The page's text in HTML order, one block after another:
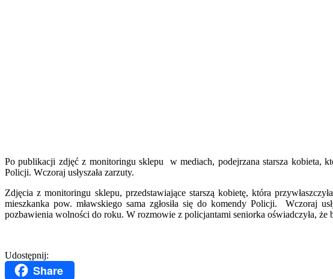
Po publikacji zdjęć z monitoringu sklepu w mediach, podejrzana starsza kobieta,
Policji. Wczoraj usłyszała zarzuty.
Zdjęcia z monitoringu sklepu, przedstawiające starszą kobietę, która
mieszkanka pow. mławskiego sama zgłosiła się do komendy Policji. Wczoraj
pozbawienia wolności do roku. W rozmowie z policjantami seniorka oświadczyła, że
Udostępnij:
Share